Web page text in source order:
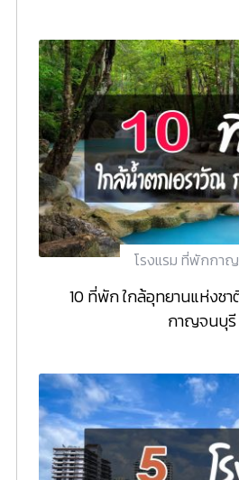
โรงแรม ที่พักกา
10 ที่พัก ใกล้อุทยานแห่งช
กาญจนบุรี